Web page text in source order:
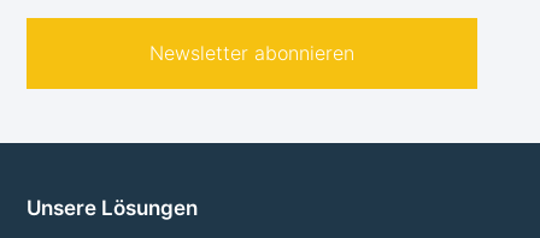
Newsletter abonnieren
Unsere Lösungen